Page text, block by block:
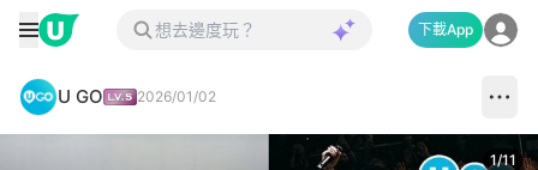
下載App
U GO 2026/01/02
1/11